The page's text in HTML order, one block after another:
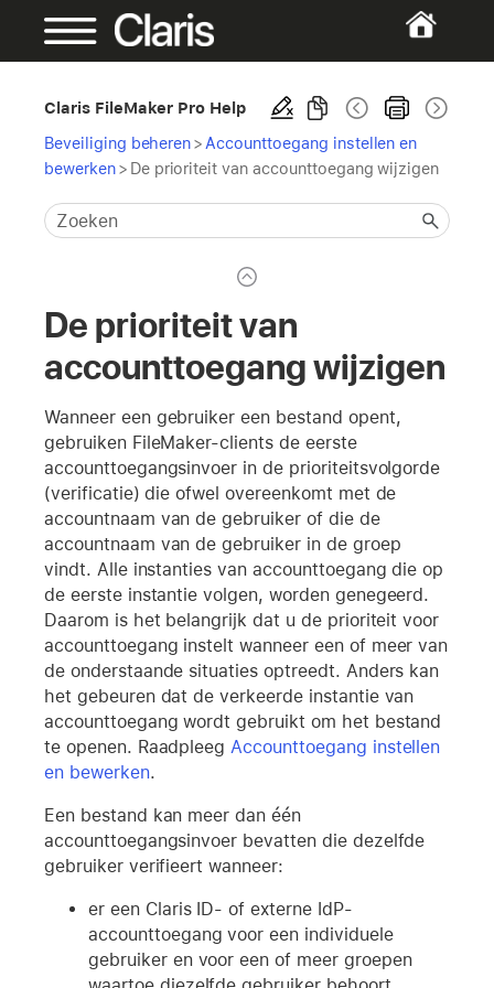
Claris FileMaker Pro Help
Beveiliging beheren> Accounttoegang instellen en
bewerken> De prioriteit van accounttoegang wijzigen
De prioriteit van
accounttoegang wijzigen
Wanneer een gebruiker een bestand opent,
gebruiken FileMaker-clients de eerste
accounttoegangsinvoer in de prioriteitsvolgorde
(verificatie) die ofwel overeenkomt met de
accountnaam van de gebruiker of die de
accountnaam van de gebruiker in de groep
vindt. Alle instanties van accounttoegang die op
de eerste instantie volgen, worden genegeerd.
Daarom is het belangrijk dat u de prioriteit voor
accounttoegang instelt wanneer een of meer van
de onderstaande situaties optreedt. Anders kan
het gebeuren dat de verkeerde instantie van
accounttoegang wordt gebruikt om het bestand
te openen. RaadpleegAccounttoegang instellen
en bewerken.
Een bestand kan meer dan één
accounttoegangsinvoer bevatten die dezelfde
gebruiker verifieert wanneer:
er een Claris ID- of externe IdP-
accounttoegang voor een individuele
gebruiker en voor een of meer groepen